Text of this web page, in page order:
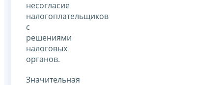
несогласие
налогоплательщиков
с
решениями
налоговых
органов.
Значительная